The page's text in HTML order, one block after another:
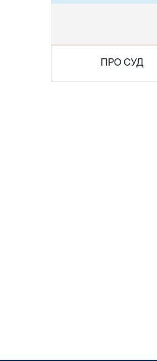
ПРО СУД